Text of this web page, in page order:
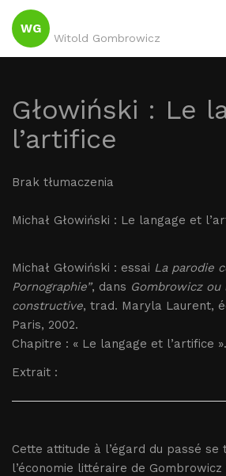
WG
Witold Gombrowicz
Głowiński : Le
l’artifice
Brak tłumaczenia
Michał Głowiński : Le langage et
Michał Głowiński : essai La parodie
Pornographie”, dans Gombrowicz ou
constructive, trad. Maryla Laurent,
Paris, 2002.
Chapitre : « Le langage et l’artifice ».
Extrait :
Cette attitude à l’égard du passé
l’économie littéraire de